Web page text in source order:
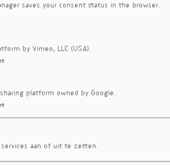
saves your consent status in the browser.
by Vimeo, LLC (USA).
platform owned by Google.
aan of uit te zetten.